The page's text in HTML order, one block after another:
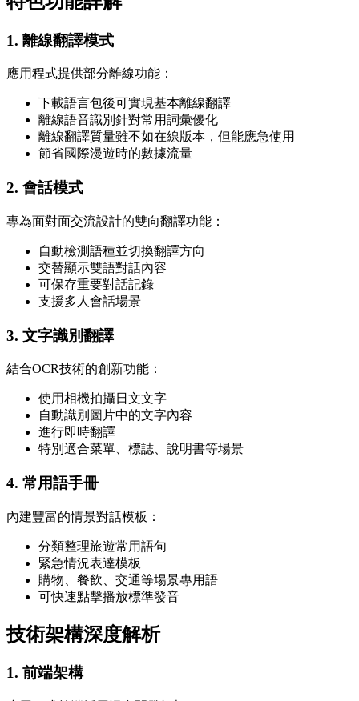
1. 離線翻譯模式
應用程式提供部分離線功能：
下載語言包後可實現基本離線翻譯
離線語音識別針對常用詞彙優化
離線翻譯質量雖不如在線版本，但能應急使用
節省國際漫遊時的數據流量
2. 會話模式
專為面對面交流設計的雙向翻譯功能：
自動檢測語種並切換翻譯方向
交替顯示雙語對話內容
可保存重要對話記錄
支援多人會話場景
3. 文字識別翻譯
結合OCR技術的創新功能：
使用相機拍攝日文文字
自動識別圖片中的文字內容
進行即時翻譯
特別適合菜單、標誌、說明書等場景
4. 常用語手冊
內建豐富的情景對話模板：
分類整理旅遊常用語句
緊急情況表達模板
購物、餐飲、交通等場景專用語
可快速點擊播放標準發音
技術架構深度解析
1. 前端架構